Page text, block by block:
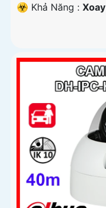
️☣️ Khả Năng :